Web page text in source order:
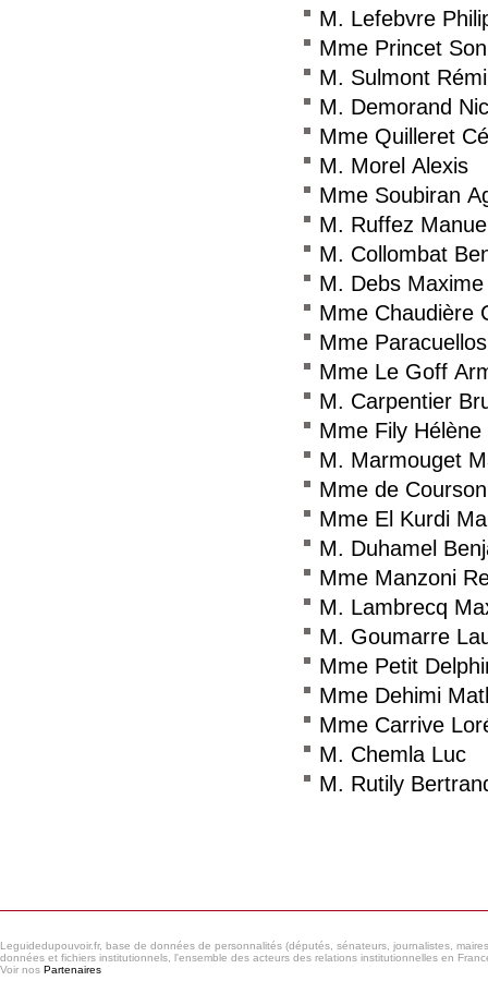
M. Lefebvre
Mme Princet
M. Sulmont Rémi
M. Demorand
Mme Quilleret
M. Morel Alexis
Mme Soubiran
M. Ruffez
M. Collombat
M. Debs Maxime
Mme Chaudière
Mme
Mme Le Goff
M. Carpentier
Mme Fily Hélène
M. Marmouget
Mme de
Mme El Kurdi
M. Duhamel
Mme Manzoni
M. Lambrecq
M. Goumarre
Mme Petit
Mme Dehimi
Mme Carrive
M. Chemla Luc
M. Rutily
Leguidedupouvoir.fr, base de données de personnalités (députés, sénateurs, journalistes,
données et fichiers institutionnels, l'ensemble des acteurs des relations institutionnelles en
Voir nos Partenaires